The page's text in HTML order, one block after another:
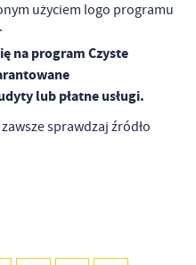
użyciem logo programu
na program Czyste
lub płatne usługi.
sprawdzaj źródło